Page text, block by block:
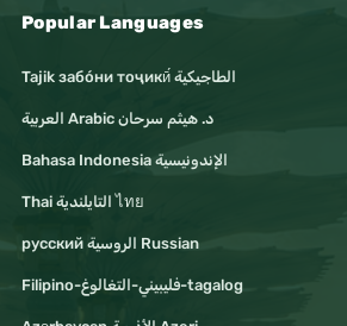
Popular Languages
Tajik забо́ни тоҷикӣ́ الطاجيكية
د. هيثم سرحان Arabic العربية
Bahasa Indonesia الإندونيسية
Thai التايلندية ไทย
русский الروسية Russian
Filipino-فليبيني-التغالوغ-tagalog